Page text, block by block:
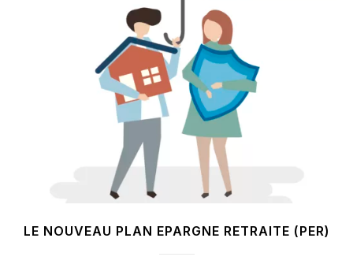
LE NOUVEAU PLAN EPARGNE RETRAITE (PER)